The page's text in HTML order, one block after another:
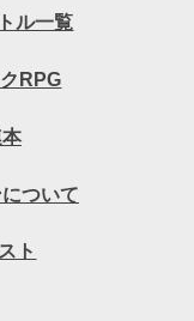
ル一覧
RPG
ついて
ト